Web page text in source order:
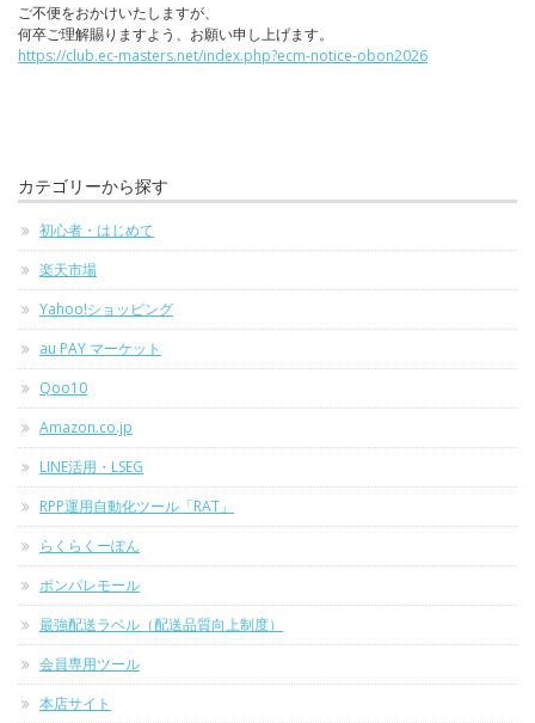
ご不便をおかけいたしますが、
何卒ご理解賜りますよう、お願い申し上げます。
https://club.ec-masters.net/index.php?ecm-notice-obon2026
カテゴリーから探す
初心者・はじめて
楽天市場
Yahoo!ショッピング
au PAY マーケット
Qoo10
Amazon.co.jp
LINE活用・LSEG
RPP運用自動化ツール「RAT」
らくらくーぽん
ポンパレモール
最強配送ラベル（配送品質向上制度）
会員専用ツール
本店サイト